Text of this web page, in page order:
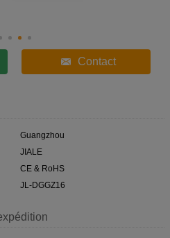
Contact
Guangzhou
JIALE
CE & RoHS
JL-DGGZ16